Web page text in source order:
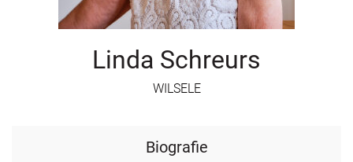
Biografie
Linda Schreurs
WILSELE